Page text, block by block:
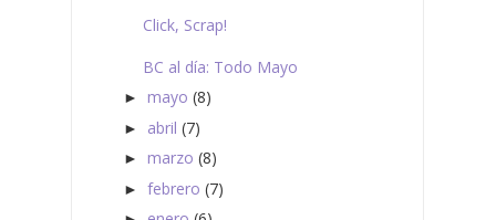
Click, Scrap!
BC al día: Todo Mayo
► mayo (8)
► abril (7)
► marzo (8)
► febrero (7)